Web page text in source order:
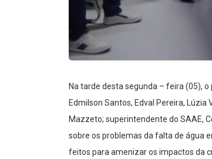
Na tarde desta segunda – feira (05),
Edmilson Santos, Edval Pereira, Lúzia
Mazzeto; superintendente do SAAE,
sobre os problemas da falta de água
feitos para amenizar os impactos da